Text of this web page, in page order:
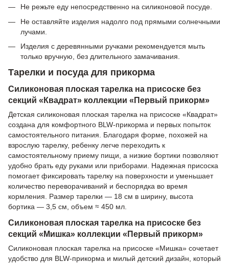
Не режьте еду непосредственно на силиконовой посуде.
Не оставляйте изделия надолго под прямыми солнечными
лучами.
Изделия с деревянными ручками рекомендуется мыть
только вручную, без длительного замачивания.
Тарелки и посуда для прикорма
Силиконовая плоская тарелка на присоске без
секций «Квадрат» коллекции «Первый прикорм»
Детская силиконовая плоская тарелка на присоске «Квадрат»
создана для комфортного BLW-прикорма и первых попыток
самостоятельного питания. Благодаря форме, похожей на
взрослую тарелку, ребенку легче переходить к
самостоятельному приему пищи, а низкие бортики позволяют
удобно брать еду руками или приборами. Надежная присоска
помогает фиксировать тарелку на поверхности и уменьшает
количество переворачиваний и беспорядка во время
кормления. Размер тарелки — 18 см в ширину, высота
бортика — 3,5 см, объем ≈ 450 мл.
Силиконовая плоская тарелка на присоске без
секций «Мишка» коллекции «Первый прикорм»
Силиконовая плоская тарелка на присоске «Мишка» сочетает
удобство для BLW-прикорма и милый детский дизайн, который